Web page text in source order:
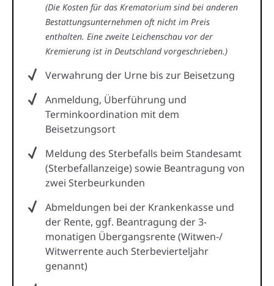
(Die Kosten für das Krematorium sind bei anderen
Bestattungsunternehmen oft nicht im Preis
enthalten. Eine zweite Leichenschau vor der
Kremierung ist in Deutschland vorgeschrieben.)
Verwahrung der Urne bis zur Beisetzung
Anmeldung, Überführung und
Terminkoordination mit dem
Beisetzungsort
Meldung des Sterbefalls beim Standesamt
(Sterbefallanzeige) sowie Beantragung von
zwei Sterbeurkunden
Abmeldungen bei der Krankenkasse und
der Rente, ggf. Beantragung der 3-
monatigen Übergangsrente (Witwen-/
Witwerrente auch Sterbevierteljahr
genannt)